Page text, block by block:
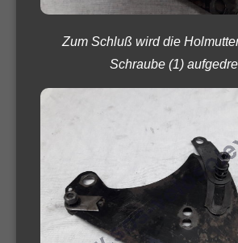
Zum Schluß wird die
Schraube (1)